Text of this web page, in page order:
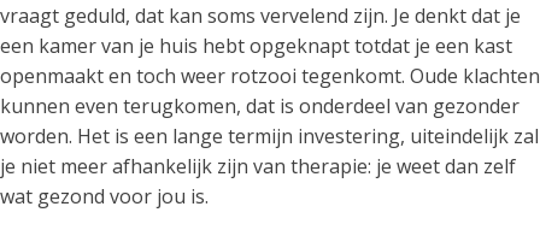
vraagt geduld, dat kan soms vervelend zijn. Je denkt dat je
een kamer van je huis hebt opgeknapt totdat je een kast
openmaakt en toch weer rotzooi tegenkomt. Oude klachten
kunnen even terugkomen, dat is onderdeel van gezonder
worden. Het is een lange termijn investering, uiteindelijk zal
je niet meer afhankelijk zijn van therapie: je weet dan zelf
wat gezond voor jou is.